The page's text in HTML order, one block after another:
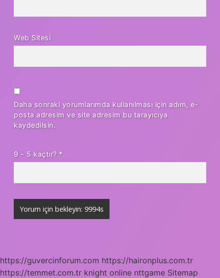
Web Sitesi
Daha sonraki yorumlarımda kullanılması için adım, e-
posta adresim ve site adresim bu tarayıcıya
kaydedilsin.
9 - 5 kaçtır? *
https://guvercinforum.com https://haironplus.com.tr
https://temmet.com.tr knight online nttgame Sitemap